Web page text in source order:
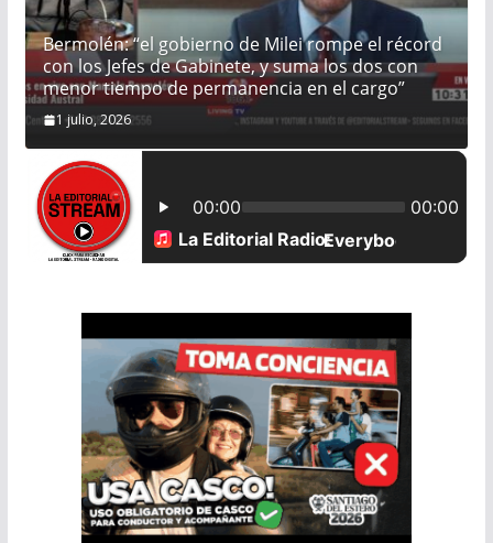
Bermolén: “el gobierno de Milei rompe el récord
con los Jefes de Gabinete, y suma los dos con
menor tiempo de permanencia en el cargo”
1 julio, 2026